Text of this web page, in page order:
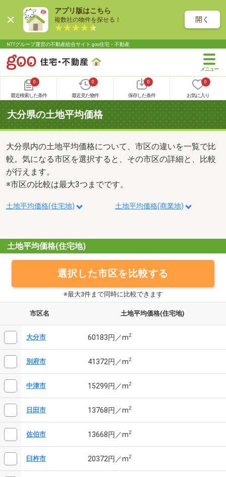
アプリ版はこちら
複数社の物件を探せる！ 開く
NTTグループ運営の不動産総合サイト goo住宅・不動産
0
最近検索した条件
0
最近見た物件
0
保存した条件
0
お気に入り
大分県の土地平均価格
大分県内の土地平均価格について、市区の違いを一覧で比
較。気になる市区を選択すると、その市区の詳細と、比較
が行えます。
※市区の比較は最大3つまでです。
土地平均価格(住宅地) 土地平均価格(商業地)
土地平均価格(住宅地)
選択した市区を比較する
※最大3件まで同時に比較できます
市区名 土地平均価格(住宅地)
大分市 60183円／m2
別府市 41372円／m2
中津市 15299円／m2
日田市 13768円／m2
佐伯市 13668円／m2
臼杵市 20372円／m2